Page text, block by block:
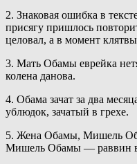
2. Знаковая ошибка в
присягу пришлось
целовал, а в момент
3. Мать Обамы еврейка
колена данова.
4. Обама зачат за два
ублюдок, зачатый в грехе.
5. Жена Обамы, Мишель
Мишель Обамы — раввин